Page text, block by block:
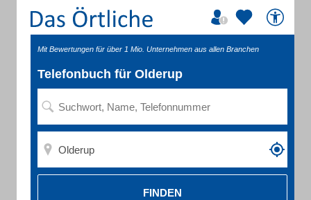
Mit Bewertungen für über 1 Mio. Unternehmen aus allen Branchen
Telefonbuch für Olderup
FINDEN